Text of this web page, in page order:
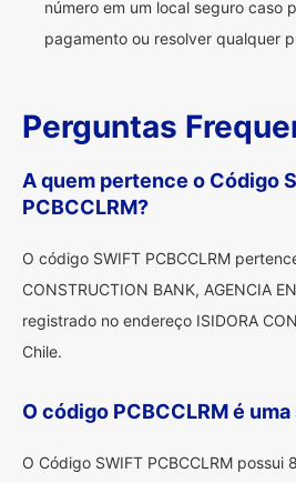
número em um local seguro caso
pagamento ou resolver qualquer
Perguntas
A quem pertence o Código
PCBCCLRM?
O código SWIFT PCBCCLRM
CONSTRUCTION BANK, AGENCIA
registrado no endereço ISIDORA
Chile.
O código PCBCCLRM é
O Código SWIFT PCBCCLRM possui